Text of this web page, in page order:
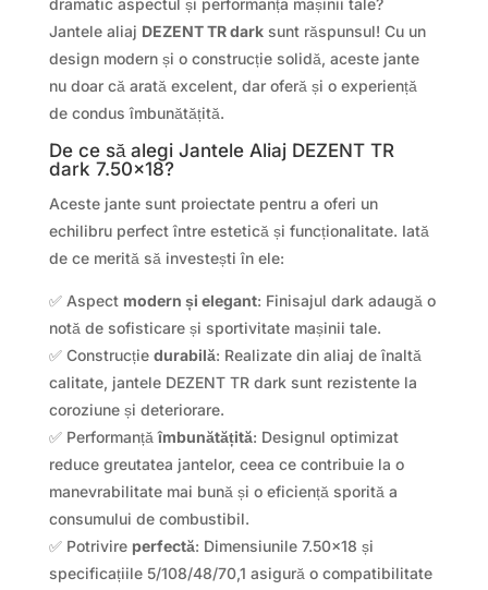
Jantele aliaj DEZENT TR darksunt răspunsul! Cu un
design modern și o construcție solidă, aceste jante
nu doar că arată excelent, dar oferă și o experiență
de condus îmbunătățită.
De ce să alegi Jantele Aliaj DEZENT TR
dark 7.50×18?
Aceste jante sunt proiectate pentru a oferi un
echilibru perfect între estetică și funcționalitate. Iată
de ce merită să investești în ele:
✅ Aspect modern și elegant: Finisajul dark adaugă o
notă de sofisticare și sportivitate mașinii tale.
✅ Construcție durabilă: Realizate din aliaj de înaltă
calitate, jantele DEZENT TR dark sunt rezistente la
coroziune și deteriorare.
✅ Performanțăîmbunătățită: Designul optimizat
reduce greutatea jantelor, ceea ce contribuie la o
manevrabilitate mai bună și o eficiență sporită a
consumului de combustibil.
✅ Potrivire perfectă: Dimensiunile 7.50×18 și
specificațiile 5/108/48/70,1 asigură o compatibilitate